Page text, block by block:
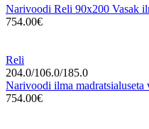
Narivoodi Reli 90x200 Vasak
754.00€
Reli
204.0/106.0/185.0
Narivoodi ilma madratsialuseta
754.00€